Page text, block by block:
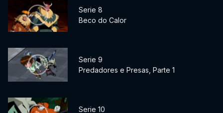
Serie 8
Beco do Calor
Serie 9
Predadores e Presas, Parte 1
Serie 10